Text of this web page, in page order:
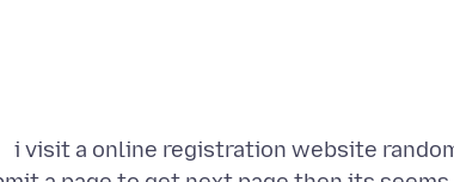
i visit a online registration website